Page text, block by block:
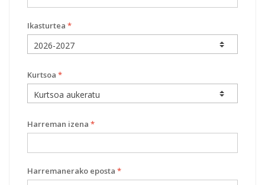
Ikasturtea *
Kurtsoa *
Harreman izena *
Harremanerako eposta *